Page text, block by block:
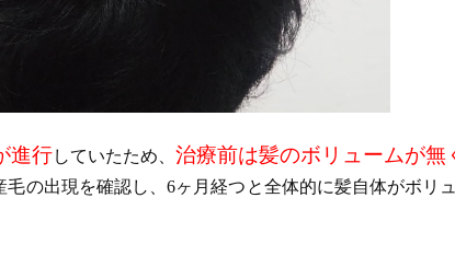
進行していたため、治療前は髪のボリュームが
毛の出現を確認し、6ヶ月経つと全体的に髪自体がボリ